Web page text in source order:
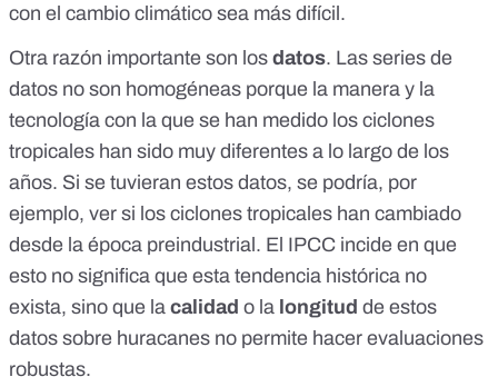
con el cambio climático sea más difícil.
Otra razón importante son los datos. Las series de
datos no son homogéneas porque la manera y la
tecnología con la que se han medido los ciclones
tropicales han sido muy diferentes a lo largo de los
años. Si se tuvieran estos datos, se podría, por
ejemplo, ver si los ciclones tropicales han cambiado
desde la época preindustrial. El IPCC incide en que
esto no significa que esta tendencia histórica no
exista, sino que la calidad o la longitud de estos
datos sobre huracanes no permite hacer evaluaciones
robustas.